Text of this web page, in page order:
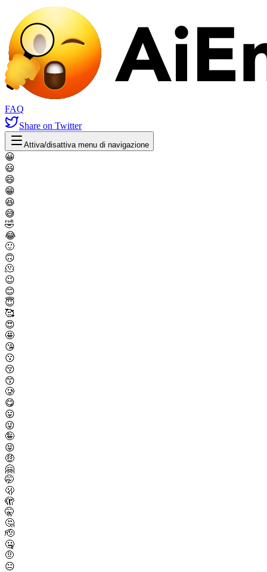
FAQ
Share on Twitter
Attiva/disattiva menu di navigazione
😀
😃
😄
😁
😆
😅
🤣
😂
🙂
🙃
🫠
😉
😊
😇
🥰
😍
🤩
😘
😗
😚
😙
🥲
😋
😛
😜
🤪
😝
🤑
🤗
🤭
🫢
🫣
🤫
🤔
🫡
🤐
🤨
😐